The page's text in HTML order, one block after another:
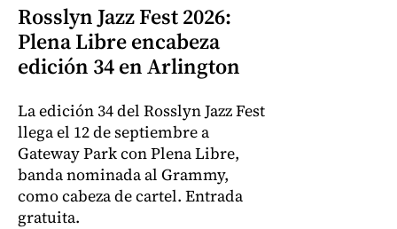
Rosslyn Jazz Fest 2026:
Plena Libre encabeza
edición 34 en Arlington
La edición 34 del Rosslyn Jazz Fest
llega el 12 de septiembre a
Gateway Park con Plena Libre,
banda nominada al Grammy,
como cabeza de cartel. Entrada
gratuita.